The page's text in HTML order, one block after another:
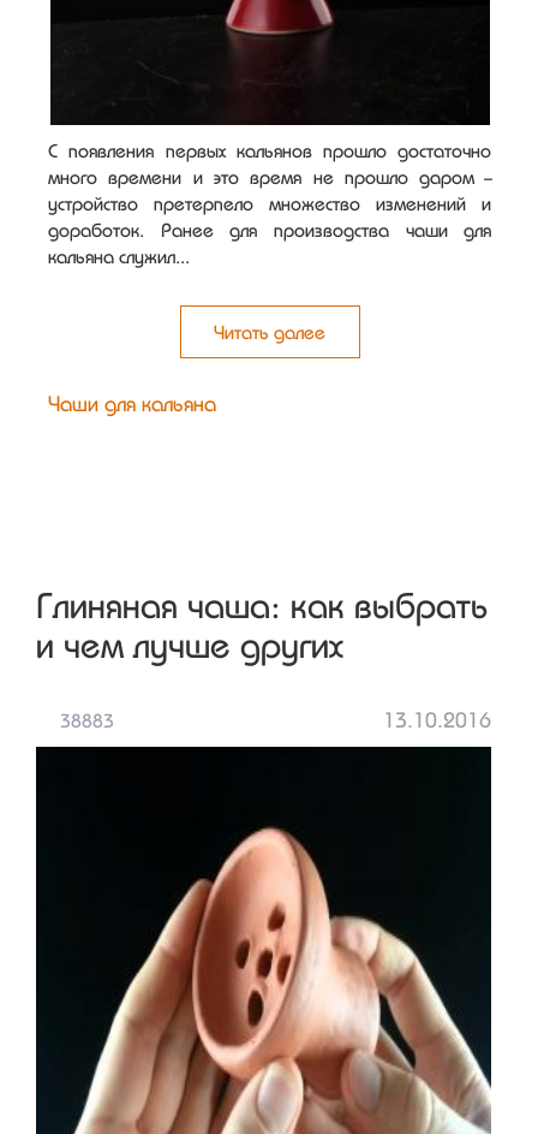
С появления первых кальянов прошло достаточно
много времени и это время не прошло даром -
устройство претерпело множество изменений и
доработок. Ранее для производства чаши для
кальяна служил...
Читать далее
Чаши для кальяна
Глиняная чаша: как выбрать
и чем лучше других
13.10.2016
38883